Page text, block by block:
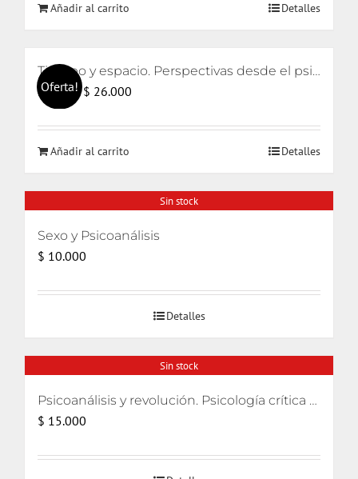
era:
Añadir al carrito Detalles
Oferta!
Tiempo y espacio. Perspectivas desde el psicoanálisis y el arte
$28.000
El
original
era:
$ 26.000
actual
Añadir al carrito Detalles
Sin stock
Sexo y Psicoanálisis
$ 10.000
Detalles
Sin stock
Psicoanálisis y revolución. Psicología crítica para movimientos de liberación
$ 15.000